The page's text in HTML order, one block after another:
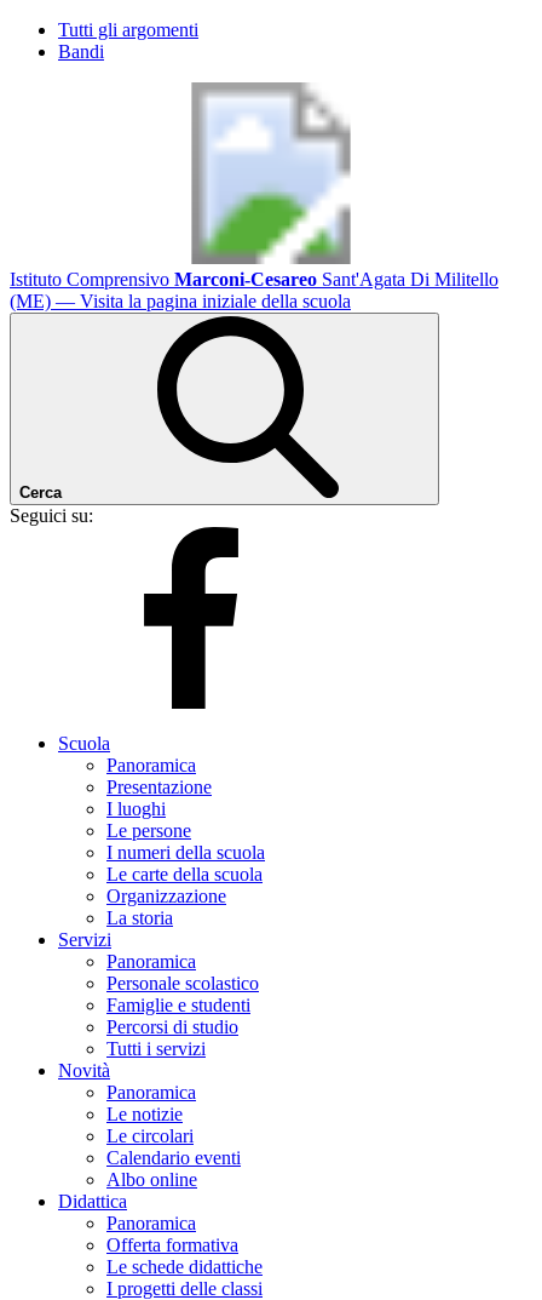
Tutti gli argomenti
Bandi
Istituto Comprensivo Marconi-Cesareo Sant'Agata Di Militello
(ME) — Visita la pagina iniziale della scuola
Cerca
Seguici su:
Scuola
Panoramica
Presentazione
I luoghi
Le persone
I numeri della scuola
Le carte della scuola
Organizzazione
La storia
Servizi
Panoramica
Personale scolastico
Famiglie e studenti
Percorsi di studio
Tutti i servizi
Novità
Panoramica
Le notizie
Le circolari
Calendario eventi
Albo online
Didattica
Panoramica
Offerta formativa
Le schede didattiche
I progetti delle classi